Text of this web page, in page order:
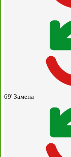
69' Замена